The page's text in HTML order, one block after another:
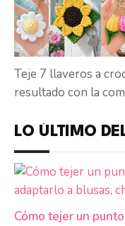
Teje 7 llaveros a
resultado con la
LO ÚLTIMO
Cómo tejer un